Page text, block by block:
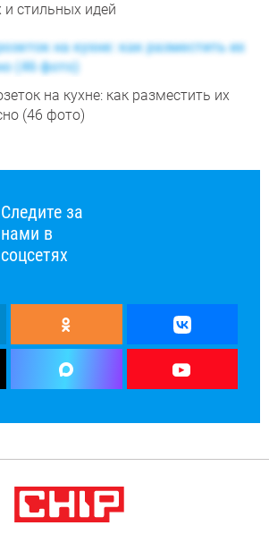
стильных идей
на кухне: как разместить их
(46 фото)
Следите за
нами в
соцсетях